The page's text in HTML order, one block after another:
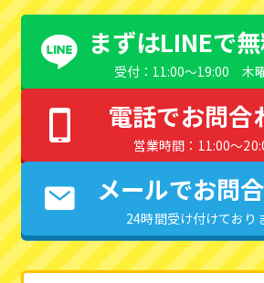
まずはLINEで
受付：11:00〜19:00 木
電話でお問合
営業時間：11:00〜
メールでお問
24時間受け付けており